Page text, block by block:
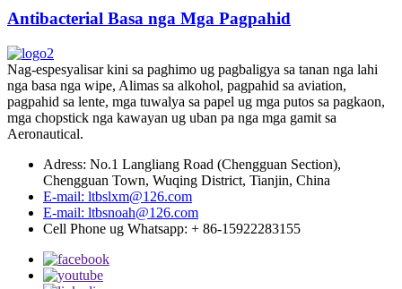
Antibacterial Basa nga Mga Pagpahid
Nag-espesyalisar kini sa paghimo ug pagbaligya sa tanan nga lahi
nga basa nga wipe, Alimas sa alkohol, pagpahid sa aviation,
pagpahid sa lente, mga tuwalya sa papel ug mga putos sa pagkaon,
mga chopstick nga kawayan ug uban pa nga mga gamit sa
Aeronautical.
Adress: No.1 Langliang Road (Chengguan Section),
Chengguan Town, Wuqing District, Tianjin, China
E-mail: ltbslxm@126.com
E-mail: ltbsnoah@126.com
Cell Phone ug Whatsapp: + 86-15922283155